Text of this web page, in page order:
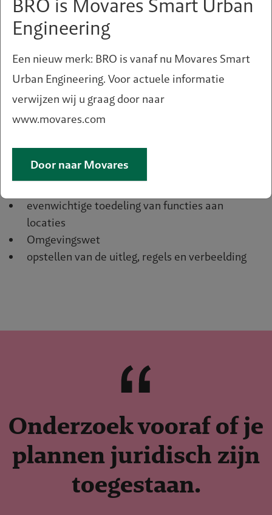
Naast de instructieregels van het Rijk moet het
omgevingsplan ook voldoen aan instructieregels
van de provincie.
Laat u adviseren over:
maken van een omgevingsplan
manier van inpassen
evenwichtige toedeling van functies aan
locaties
Omgevingswet
opstellen van de uitleg, regels en verbeelding
Onderzoek vooraf of je
plannen juridisch zijn
toegestaan.
BRO is Movares Smart Urban
Engineering
Een nieuw merk: BRO is vanaf nu Movares Smart
Urban Engineering. Voor actuele informatie
verwijzen wij u graag door naar
www.movares.com
Door naar Movares